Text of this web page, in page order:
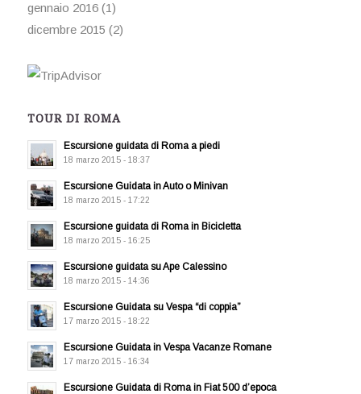
gennaio 2016(1)
dicembre 2015 (2)
TOUR DI ROMA
Escursione guidata di Roma a piedi
18 marzo 2015 - 18:37
Escursione Guidata in Auto o Minivan
18 marzo 2015 - 17:22
Escursione guidata di Roma in Bicicletta
18 marzo 2015 - 16:25
Escursione guidata su Ape Calessino
18 marzo 2015 - 14:36
Escursione Guidata su Vespa “di coppia”
17 marzo 2015 - 18:22
Escursione Guidata in Vespa Vacanze Romane
17 marzo 2015 - 16:34
Escursione Guidata di Roma in Fiat 500 d’epoca